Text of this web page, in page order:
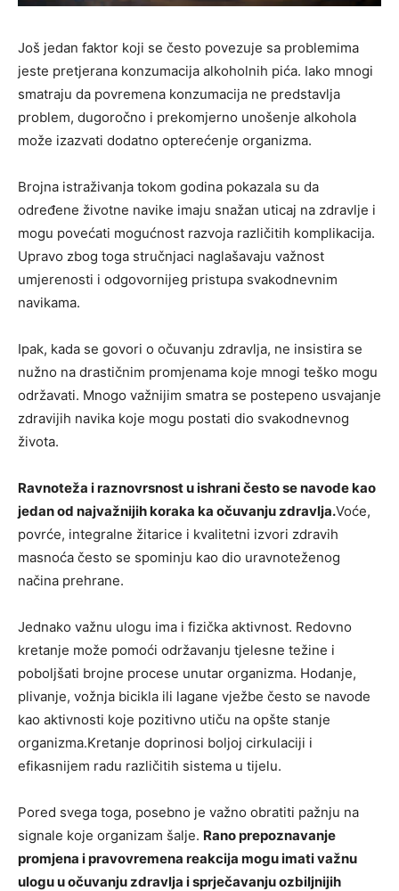
Još jedan faktor koji se često povezuje sa problemima
jeste pretjerana konzumacija alkoholnih pića. Iako mnogi
smatraju da povremena konzumacija ne predstavlja
problem, dugoročno i prekomjerno unošenje alkohola
može izazvati dodatno opterećenje organizma.
Brojna istraživanja tokom godina pokazala su da
određene životne navike imaju snažan uticaj na zdravlje i
mogu povećati mogućnost razvoja različitih komplikacija.
Upravo zbog toga stručnjaci naglašavaju važnost
umjerenosti i odgovornijeg pristupa svakodnevnim
navikama.
Ipak, kada se govori o očuvanju zdravlja, ne insistira se
nužno na drastičnim promjenama koje mnogi teško mogu
održavati. Mnogo važnijim smatra se postepeno usvajanje
zdravijih navika koje mogu postati dio svakodnevnog
života.
Ravnoteža i raznovrsnost u ishrani često se navode kao
jedan od najvažnijih koraka ka očuvanju zdravlja.Voće,
povrće, integralne žitarice i kvalitetni izvori zdravih
masnoća često se spominju kao dio uravnoteženog
načina prehrane.
Jednako važnu ulogu ima i fizička aktivnost. Redovno
kretanje može pomoći održavanju tjelesne težine i
poboljšati brojne procese unutar organizma. Hodanje,
plivanje, vožnja bicikla ili lagane vježbe često se navode
kao aktivnosti koje pozitivno utiču na opšte stanje
organizma.Kretanje doprinosi boljoj cirkulaciji i
efikasnijem radu različitih sistema u tijelu.
Pored svega toga, posebno je važno obratiti pažnju na
signale koje organizam šalje. Rano prepoznavanje
promjena i pravovremena reakcija mogu imati važnu
ulogu u očuvanju zdravlja i sprječavanju ozbiljnijih